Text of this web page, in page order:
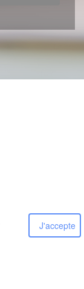
J'accepte